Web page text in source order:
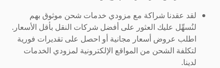
لقد عقدنا شراكة مع مزودي خدمات شحن موثوق بهم
لنُسهِّل عليك العثور على أفضل شركات النقل بأقل الأسعار.
اطلب عروض أسعار مجانية أو احصل على تقديرات فورية
لتكلفة الشحن من المواقع الإلكترونية لمزودي الخدمات
لدينا.